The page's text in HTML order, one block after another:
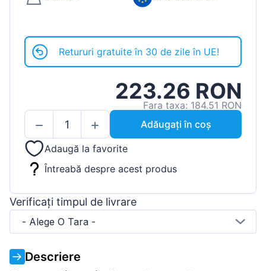
Retururi gratuite în 30 de zile în UE!
223.26 RON
Fara taxa: 184.51 RON
Adăugați în coș
Adaugă la favorite
Întreabă despre acest produs
Verificați timpul de livrare
- Alege O Tara -
Descriere